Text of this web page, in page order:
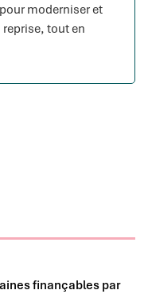
moderniser et
tout en
finançables par